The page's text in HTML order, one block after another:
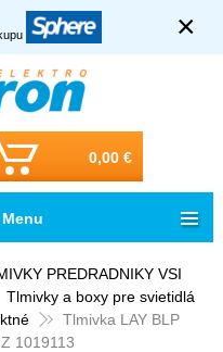
×
0,00 €
PREDRADNIKY VSI
Tlmivky a boxy pre svietidlá
Tlmivka LAY BLP
1019113
Menu